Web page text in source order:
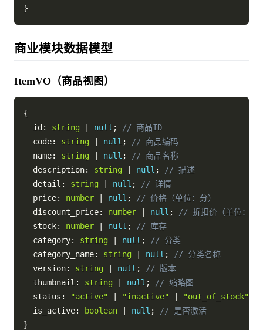
}
商业模块数据模型
ItemVO（商品视图）
{
  id
: string | null ;
// 商品ID
  code
: string | null ;
// 商品编码
  name
: string | null ;
// 商品名称
  description
: string | null ;
// 描述
  detail
: string | null ;
// 详情
  price
: number | null ;
// 价格（单位：分）
  discount_price
: number | null ;
// 折扣价（单位：分
  stock
: number | null ;
// 库存
  category
: string | null ;
// 分类
  category_name
: string | null ;
// 分类名称
  version
: string | null ;
// 版本
  thumbnail
: string | null ;
// 缩略图
  status
: "active" | "inactive" | "out_of_stock"
  is_active
: boolean | null ;
// 是否激活
}